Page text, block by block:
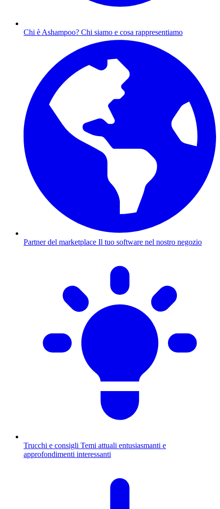
Chi è Ashampoo? Chi siamo e cosa rappresentiamo
Partner del marketplace Il tuo software nel nostro negozio
Trucchi e consigli Temi attuali entusiasmanti e
approfondimenti interessanti